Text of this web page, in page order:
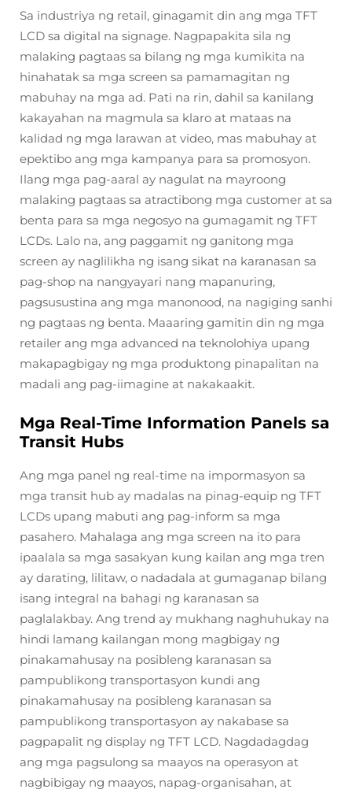
Sa industriya ng retail, ginagamit din ang mga TFT
LCD sa digital na signage. Nagpapakita sila ng
malaking pagtaas sa bilang ng mga kumikita na
hinahatak sa mga screen sa pamamagitan ng
mabuhay na mga ad. Pati na rin, dahil sa kanilang
kakayahan na magmula sa klaro at mataas na
kalidad ng mga larawan at video, mas mabuhay at
epektibo ang mga kampanya para sa promosyon.
Ilang mga pag-aaral ay nagulat na mayroong
malaking pagtaas sa atractibong mga customer at sa
benta para sa mga negosyo na gumagamit ng TFT
LCDs. Lalo na, ang paggamit ng ganitong mga
screen ay naglilikha ng isang sikat na karanasan sa
pag-shop na nangyayari nang mapanuring,
pagsusustina ang mga manonood, na nagiging sanhi
ng pagtaas ng benta. Maaaring gamitin din ng mga
retailer ang mga advanced na teknolohiya upang
makapagbigay ng mga produktong pinapalitan na
madali ang pag-iimagine at nakakaakit.
Mga Real-Time Information Panels sa
Transit Hubs
Ang mga panel ng real-time na impormasyon sa
mga transit hub ay madalas na pinag-equip ng TFT
LCDs upang mabuti ang pag-inform sa mga
pasahero. Mahalaga ang mga screen na ito para
ipaalala sa mga sasakyan kung kailan ang mga tren
ay darating, lilitaw, o nadadala at gumaganap bilang
isang integral na bahagi ng karanasan sa
paglalakbay. Ang trend ay mukhang naghuhukay na
hindi lamang kailangan mong magbigay ng
pinakamahusay na posibleng karanasan sa
pampublikong transportasyon kundi ang
pinakamahusay na posibleng karanasan sa
pampublikong transportasyon ay nakabase sa
pagpapalit ng display ng TFT LCD. Nagdadagdag
ang mga pagsulong sa maayos na operasyon at
nagbibigay ng maayos, napag-organisahan, at